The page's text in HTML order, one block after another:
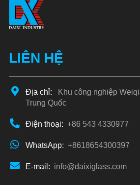
LIÊN HỆ
Địa chỉ:
Khu công nghiệp
Trung Quốc
Điện thoại: +86 543 4330977
WhatsApp: +8618654300397
E-mail: info@daixiglass.com